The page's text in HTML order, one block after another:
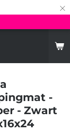
×
-
- Zwart